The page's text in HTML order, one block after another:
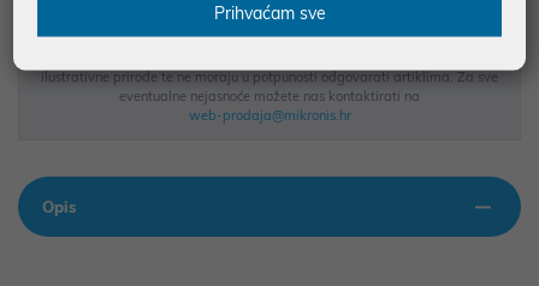
Podaci uz artikle su prezentirani u dobroj namjeri. Mikronis d.o.o. ne
odgovara za eventualne pogreške nastale u opisu proizvoda, greške
ilustrativne prirode te ne moraju u potpunosti odgovarati artiklima. Za sve
eventualne nejasnoće možete nas kontaktirati na
web-prodaja@mikronis.hr
Opis
Prihvaćam sve